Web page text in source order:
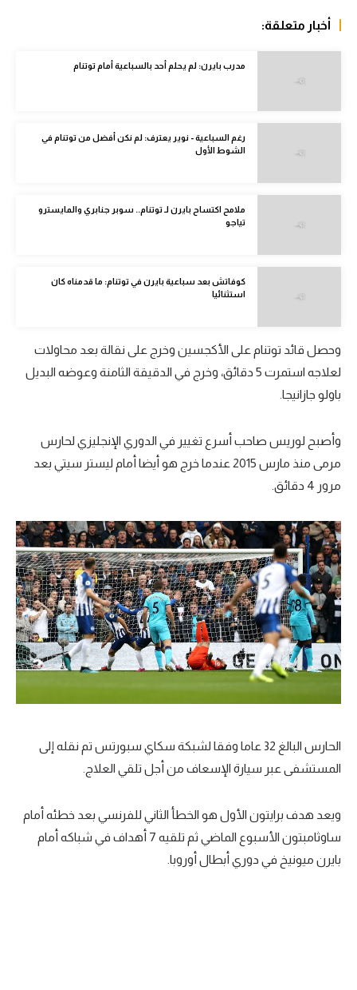
القسم الثاني
كرة سلة
كرة طائرة
الوطن العربي
آسيا
أقسام خاصة
تحقيق في الجول
تقرير في الجول
تحليل في الجول
حكايات في الجول
كويز في الجول
أخبار متعلقة:
مدرب بايرن: لم يحلم أحد بالسباعية أمام توتنام
رغم السباعية - نوير يعترف: لم نكن أفضل من توتنام في
الشوط الأول
ملامح اكتساح بايرن لـ توتنام.. سوبر جنابري والمايسترو
تياجو
كوفاتش بعد سباعية بايرن في توتنام: ما قدمناه كان
استثنائيا
وحصل قائد توتنام على الأكجسين وخرج على نقالة بعد محاولات
لعلاجه استمرت 5 دقائق، وخرج في الدقيقة الثامنة وعوضه البديل
باولو جازانيجا.
وأصبح لوريس صاحب أسرع تغيير في الدوري الإنجليزي لحارس
مرمى منذ مارس 2015 عندما خرج هو أيضا أمام ليستر سيتي بعد
مرور 4 دقائق.
الحارس البالغ 32 عاما وفقا لشبكة سكاي سبورتس تم نقله إلى
المستشفى عبر سيارة الإسعاف من أجل تلقي العلاج.
ويعد هدف برايتون الأول هو الخطأ الثاني للفرنسي بعد خطئه أمام
ساوثامبتون الأسبوع الماضي ثم تلقيه 7 أهداف في شباكه أمام
بايرن ميونيخ في دوري أبطال أوروبا.